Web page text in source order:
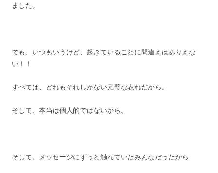
ました。
でも、いつもいうけど、起きていることに間違えはありえな
い！！
すべては、どれもそれしかない完璧な表れだから。
そして、本当は個人的ではないから。
そして、メッセージにずっと触れていたみんなだったから